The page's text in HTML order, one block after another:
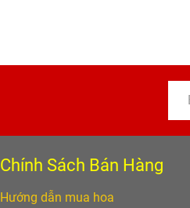
Chính Sách Bán Hàng
Hướng dẫn mua hoa